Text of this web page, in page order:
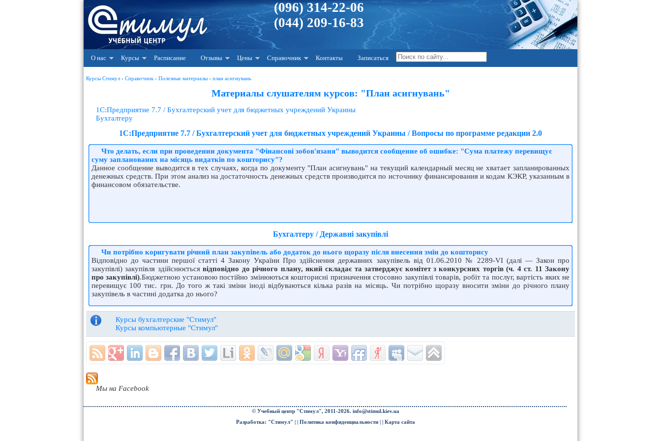
(096) 314-22-06
(044) 209-16-83
О нас Курсы Расписание Отзывы Цены Справочник Контакты Записаться
Курсы Стимул › Справочник › Полезные материалы › план асигнувань
Материалы слушателям курсов: "План асигнувань"
1С:Предприятие 7.7 / Бухгалтерский учет для бюджетных учреждений Украины
Бухгалтеру
1С:Предприятие 7.7 / Бухгалтерский учет для бюджетных учреждений Украины / Вопросы по программе редакции 2.0
Что делать, если при проведении документа "Фінансові зобов'язаня" выводится сообщение об ошибке: "Сума платежу перевищує
суму запланованих на місяць видатків по кошторису"?
Данное сообщение выводится в тех случаях, когда по документу "План асигнувань" на текущий календарный месяц не хватает запланированных
денежных средств. При этом анализ на достаточность денежных средств производится по источнику финансирования и кодам КЭКР, указанным в
финансовом обязательстве.
Бухгалтеру / Державні закупівлі
Чи потрібно коригувати річний план закупівель або додаток до нього щоразу після внесення змін до кошторису
Відповідно до частини першої статті 4 Закону України Про здійснення державних закупівель від 01.06.2010 № 2289-VI (далі — Закон про
закупівлі) закупівля здійснюєтьсявідповідно до річного плану, який складає та затверджує комітет з конкурсних торгів (ч. 4 ст. 11 Закону
про закупівлі).Бюджетною установою постійно змінюються кошторисні призначення стосовно закупівлі товарів, робіт та послуг, вартість яких не
перевищує 100 тис. грн. До того ж такі зміни іноді відбуваються кілька разів на місяць. Чи потрібно щоразу вносити зміни до річного плану
закупівель в частині додатка до нього?
Курсы бухгалтерские "Стимул"
Курсы компьютерные "Стимул"
Мы на Facebook
© Учебный центр "Стимул", 2011-2026. info@stimul.kiev.ua
Разработка: "Стимул" | | Политика конфиденциальности| | Карта сайта